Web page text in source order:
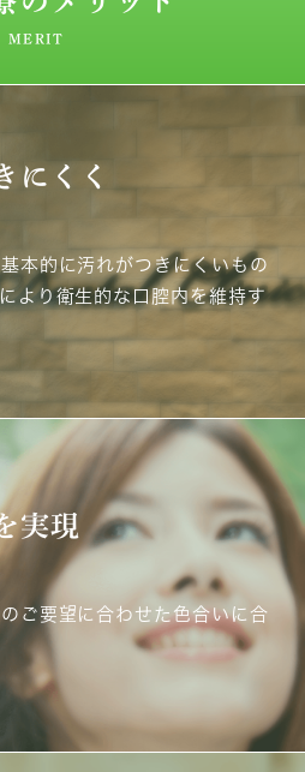
MERIT
にくく
本的に汚れがつきにくいもの
より衛生的な口腔内を維持す
実現
ご要望に合わせた色合いに合